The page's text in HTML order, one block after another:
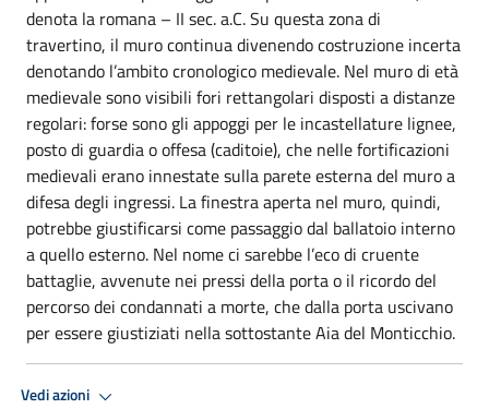
denota la romana – II sec. a.C. Su questa zona di
travertino, il muro continua divenendo costruzione incerta
denotando l’ambito cronologico medievale. Nel muro di età
medievale sono visibili fori rettangolari disposti a distanze
regolari: forse sono gli appoggi per le incastellature lignee,
posto di guardia o offesa (caditoie), che nelle fortificazioni
medievali erano innestate sulla parete esterna del muro a
difesa degli ingressi. La finestra aperta nel muro, quindi,
potrebbe giustificarsi come passaggio dal ballatoio interno
a quello esterno. Nel nome ci sarebbe l’eco di cruente
battaglie, avvenute nei pressi della porta o il ricordo del
percorso dei condannati a morte, che dalla porta uscivano
per essere giustiziati nella sottostante Aia del Monticchio.
Vedi azioni